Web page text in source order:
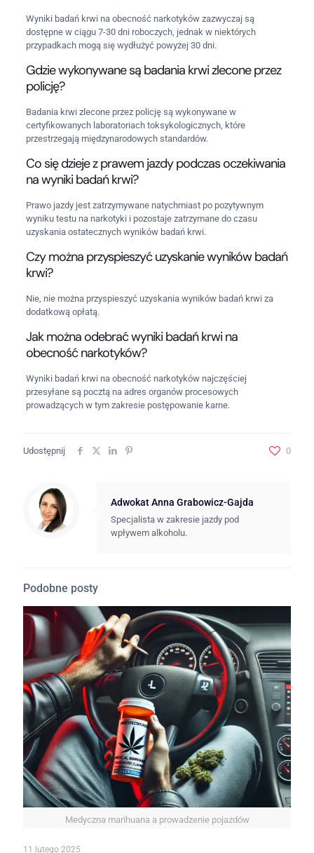
Wyniki badań krwi na obecność narkotyków zazwyczaj są
dostępne w ciągu 7-30 dni roboczych, jednak w niektórych
przypadkach mogą się wydłużyć powyżej 30 dni.
Gdzie wykonywane są badania krwi zlecone przez
policję?
Badania krwi zlecone przez policję są wykonywane w
certyfikowanych laboratoriach toksykologicznych, które
przestrzegają międzynarodowych standardów.
Co się dzieje z prawem jazdy podczas oczekiwania
na wyniki badań krwi?
Prawo jazdy jest zatrzymywane natychmiast po pozytywnym
wyniku testu na narkotyki i pozostaje zatrzymane do czasu
uzyskania ostatecznych wyników badań krwi.
Czy można przyspieszyć uzyskanie wyników badań
krwi?
Nie, nie można przyspieszyć uzyskania wyników badań krwi za
dodatkową opłatą.
Jak można odebrać wyniki badań krwi na
obecność narkotyków?
Wyniki badań krwi na obecność narkotyków najczęściej
przesyłane są pocztą na adres organów procesowych
prowadzących w tym zakresie postępowanie karne.
Udostępnij 0
Adwokat Anna Grabowicz-Gajda
Specjalista w zakresie jazdy pod
wpływem alkoholu.
Podobne posty
Medyczna marihuana a prowadzenie pojazdów
11 lutego 2025